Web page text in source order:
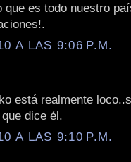
que es todo nuestro
A LAS 9:06 P.M.
está realmente
dice él.
A LAS 9:10 P.M.